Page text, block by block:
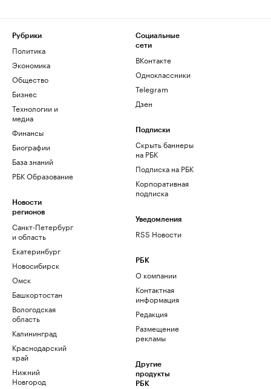
Рубрики
Политика
Экономика
Общество
Бизнес
Технологии и
медиа
Финансы
Биографии
База знаний
РБК Образование
Новости
регионов
Санкт-Петербург
и область
Екатеринбург
Новосибирск
Омск
Башкортостан
Вологодская
область
Калининград
Краснодарский
край
Нижний
Новгород
Социальные
сети
ВКонтакте
Одноклассники
Telegram
Дзен
Подписки
Скрыть баннеры
на РБК
Подписка на РБК
Корпоративная
подписка
Уведомления
RSS Новости
РБК
О компании
Контактная
информация
Редакция
Размещение
рекламы
Другие
продукты
РБК